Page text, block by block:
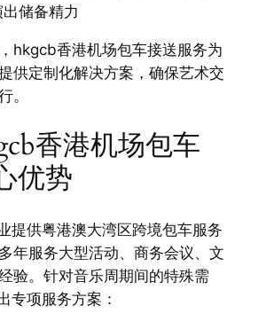
储备精力
hkgcb香港机场包车接送服务为
供定制化解决方案，确保艺术交
。
香港机场包车
优势
提供粤港澳大湾区跨境包车服务
年服务大型活动、商务会议、文
验。针对音乐周期间的特殊需
专项服务方案：